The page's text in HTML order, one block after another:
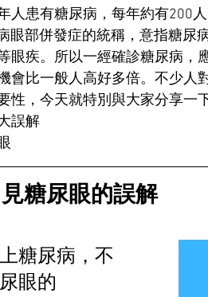
人患有糖尿病，每年約有200
眼部併發症的統稱，意指糖
眼疾。所以一經確診糖尿病，
會比一般人高好多倍。不少人
性，今天就特別與大家分享一
誤解
糖尿眼的誤解
糖尿病，不
眼的